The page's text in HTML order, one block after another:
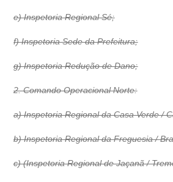
e) Inspetoria Regional Sé;
f) Inspetoria Sede da Prefeitura;
g) Inspetoria Redução de Dano;
2. Comando Operacional Norte:
a) Inspetoria Regional da Casa Verde /
b) Inspetoria Regional da Freguesia /
c) (Inspetoria Regional de Jaçanã /